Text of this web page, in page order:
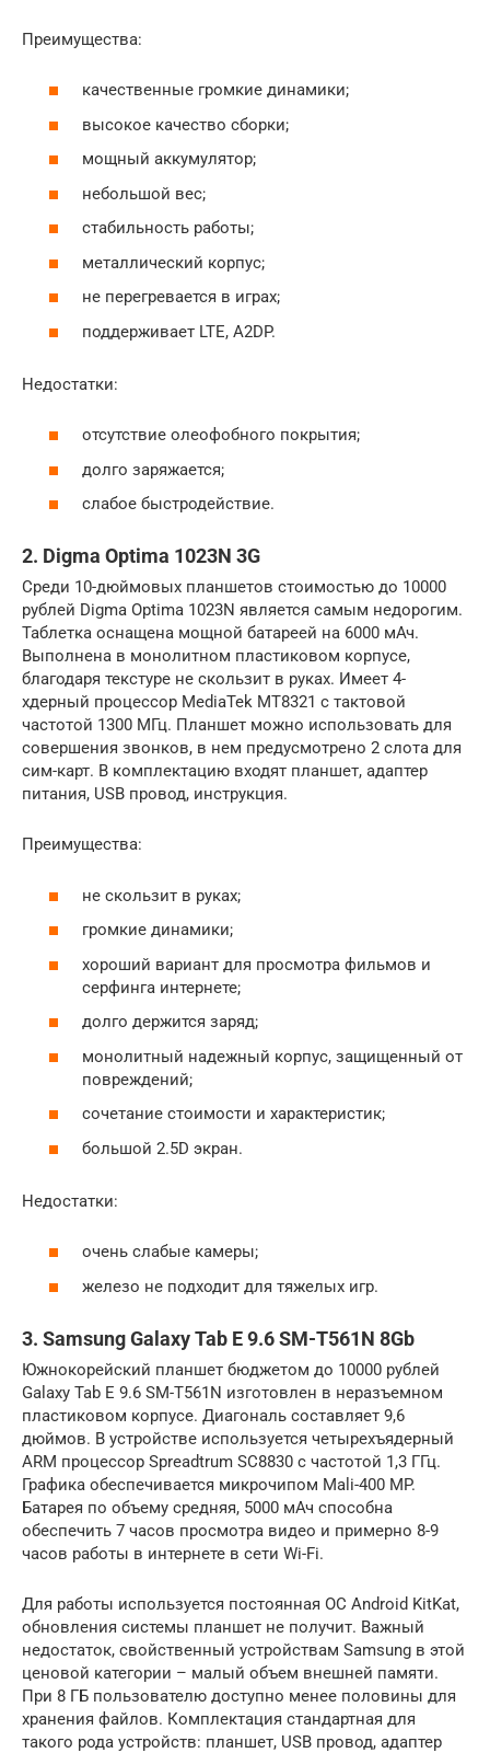
Преимущества:
качественные громкие динамики;
высокое качество сборки;
мощный аккумулятор;
небольшой вес;
стабильность работы;
металлический корпус;
не перегревается в играх;
поддерживает LTE, A2DP.
Недостатки:
отсутствие олеофобного покрытия;
долго заряжается;
слабое быстродействие.
2. Digma Optima 1023N 3G
Среди 10-дюймовых планшетов стоимостью до 10000
рублей Digma Optima 1023N является самым недорогим.
Таблетка оснащена мощной батареей на 6000 мАч.
Выполнена в монолитном пластиковом корпусе,
благодаря текстуре не скользит в руках. Имеет 4-
хдерный процессор MediaTek MT8321 с тактовой
частотой 1300 МГц. Планшет можно использовать для
совершения звонков, в нем предусмотрено 2 слота для
сим-карт. В комплектацию входят планшет, адаптер
питания, USB провод, инструкция.
Преимущества:
не скользит в руках;
громкие динамики;
хороший вариант для просмотра фильмов и
серфинга интернете;
долго держится заряд;
монолитный надежный корпус, защищенный от
повреждений;
сочетание стоимости и характеристик;
большой 2.5D экран.
Недостатки:
очень слабые камеры;
железо не подходит для тяжелых игр.
3. Samsung Galaxy Tab E 9.6 SM-T561N 8Gb
Южнокорейский планшет бюджетом до 10000 рублей
Galaxy Tab E 9.6 SM-T561N изготовлен в неразъемном
пластиковом корпусе. Диагональ составляет 9,6
дюймов. В устройстве используется четырехъядерный
ARM процессор Spreadtrum SC8830 с частотой 1,3 ГГц.
Графика обеспечивается микрочипом Mali-400 MP.
Батарея по объему средняя, 5000 мАч способна
обеспечить 7 часов просмотра видео и примерно 8-9
часов работы в интернете в сети Wi-Fi.
Для работы используется постоянная ОС Android KitKat,
обновления системы планшет не получит. Важный
недостаток, свойственный устройствам Samsung в этой
ценовой категории – малый объем внешней памяти.
При 8 ГБ пользователю доступно менее половины для
хранения файлов. Комплектация стандартная для
такого рода устройств: планшет, USB провод, адаптер